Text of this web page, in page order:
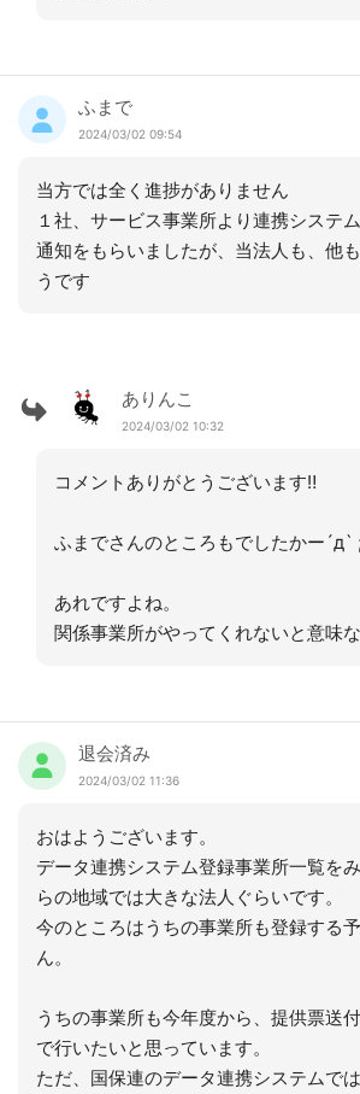
ふまで
2024/03/02 09:54
当方では全く進捗がありません
１社、サービス事業所より連携システ
通知をもらいましたが、当法人も、他
うです
ありんこ
2024/03/02 10:32
コメントありがとうございます‼︎
ふまでさんのところもでしたかー´д` ;
あれですよね。
関係事業所がやってくれないと意味
退会済み
2024/03/02 11:36
おはようございます。
データ連携システム登録事業所一覧を
らの地域では大きな法人ぐらいです。
今のところはうちの事業所も登録する
ん。
うちの事業所も今年度から、提供票送
で行いたいと思っています。
ただ、国保連のデータ連携システムで